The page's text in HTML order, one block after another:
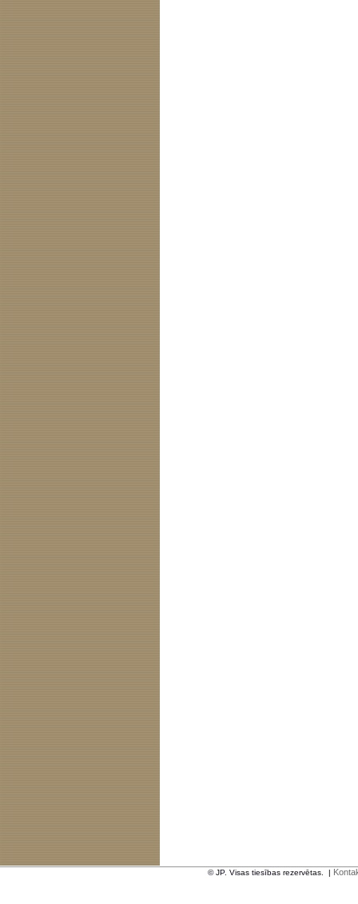
© JP. Visas tiesības rezervētas. |